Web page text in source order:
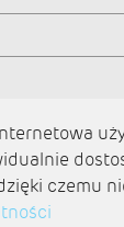
czemu